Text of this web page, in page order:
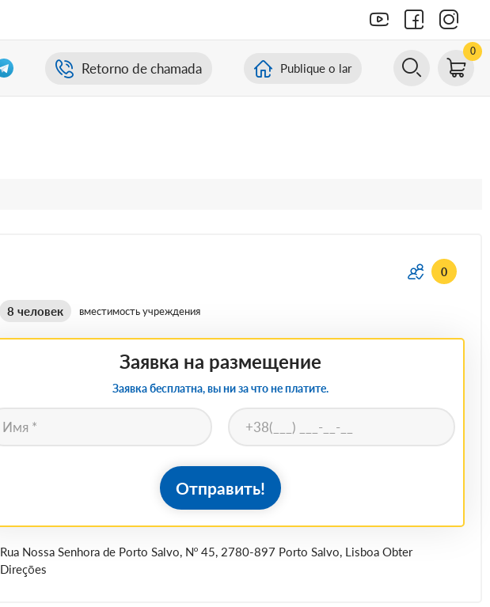
Retorno de chamada Publique o lar
0
0
8 человек вместимость учреждения
Заявка на размещение
Заявка бесплатна, вы ни за что не платите.
Отправить!
Rua Nossa Senhora de Porto Salvo, Nº 45, 2780-897 Porto Salvo, Lisboa Obter
Direções